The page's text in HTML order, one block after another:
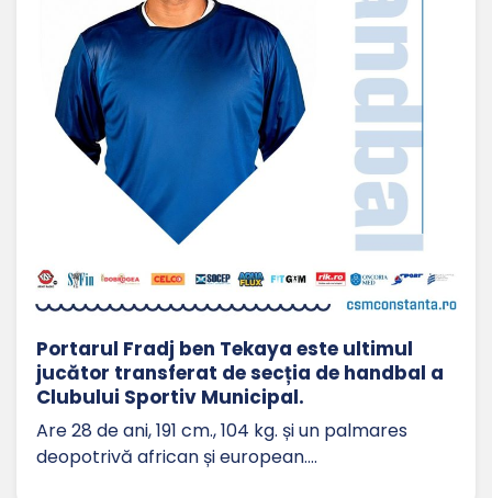
Portarul Fradj ben Tekaya este ultimul
jucător transferat de secția de handbal a
Clubului Sportiv Municipal.
Are 28 de ani, 191 cm., 104 kg. și un palmares
deopotrivă african și european.…